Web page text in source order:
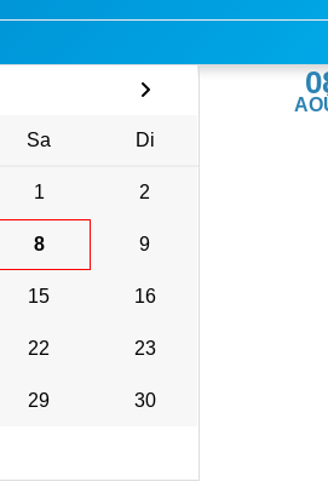
Sa Di
1 2
8 9
15 16
22 23
29 30